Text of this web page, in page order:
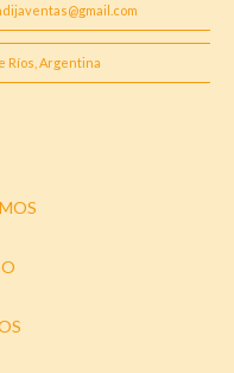
Ríos, Argentina